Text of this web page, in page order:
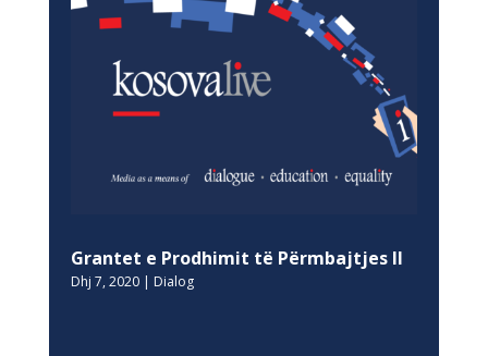
Grantet e Prodhimit të Përmbajtjes II
Dhj 7, 2020| Dialog